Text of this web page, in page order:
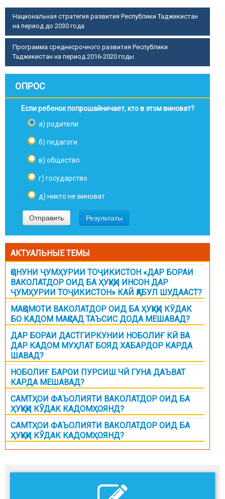
Национальная стратегия развития Республики Таджикистан
на период до 2030 года
Программа среднесрочного развития Республики
Таджикистан на период 2016-2020 годы
ОПРОС
Если ребенок попрошайничает, кто в этом виноват?
а) родители
б) педагоги
в) общество
г) государство
д) никто не виноват
АКТУАЛЬНЫЕ ТЕМЫ
ҚОНУНИ ҶУМҲУРИИ ТОҶИКИСТОН «ДАР БОРАИ
ВАКОЛАТДОР ОИД БА ҲУҚУҚИ ИНСОН ДАР
ҶУМҲУРИИ ТОҶИКИСТОН» КАЙ ҚАБУЛ ШУДААСТ?
МАҚОМОТИ ВАКОЛАТДОР ОИД БА ҲУҚУҚИ КӮДАК
БО КАДОМ МАҚСАД ТАЪСИС ДОДА МЕШАВАД?
ДАР БОРАИ ДАСТГИРКУНИИ НОБОЛИҒ КӢ ВА
ДАР КАДОМ МУҲЛАТ БОЯД ХАБАРДОР КАРДА
ШАВАД?
НОБОЛИҒ БАРОИ ПУРСИШ ЧӢ ГУНА ДАЪВАТ
КАРДА МЕШАВАД?
САМТҲОИ ФАЪОЛИЯТИ ВАКОЛАТДОР ОИД БА
ҲУҚУҚИ КЎДАК КАДОМҲОЯНД?
САМТҲОИ ФАЪОЛИЯТИ ВАКОЛАТДОР ОИД БА
ҲУҚУҚИ КЎДАК КАДОМҲОЯНД?